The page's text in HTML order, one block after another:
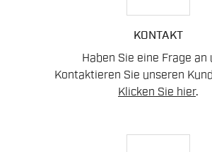
KONTAKT
Haben Sie eine Frage an
Kontaktieren Sie unseren
Klicken Sie hier.